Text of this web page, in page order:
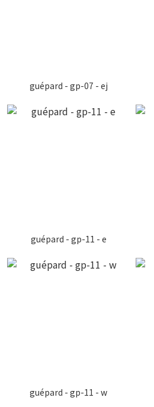
guépard - gp-07 - ej
guépard - gp-11 - e
guépard - gp-11 - w